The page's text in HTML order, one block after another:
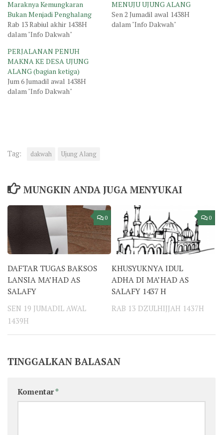
Maraknya Kemungkaran
Bukan Menjadi Penghalang
Rab 13 Rabiul akhir 1438H
dalam "Info Dakwah"
MENUJU UJUNG ALANG
Sen 2 Jumadil awal 1438H
dalam "Info Dakwah"
PERJALANAN PENUH
MAKNA KE DESA UJUNG
ALANG (bagian ketiga)
Jum 6 Jumadil awal 1438H
dalam "Info Dakwah"
Tag: dakwah Ujung Alang
MUNGKIN ANDA JUGA MENYUKAI
0
DAFTAR TUGAS BAKSOS
LANSIA MA’HAD AS
SALAFY
SEN 19 JUMADIL AWAL
1439H
0
KHUSYUKNYA IDUL
ADHA DI MA’HAD AS
SALAFY 1437 H
RAB 13 DZULHIJJAH 1437H
TINGGALKAN BALASAN
Komentar*